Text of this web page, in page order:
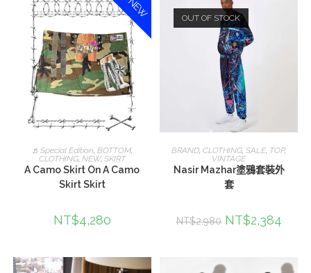
NEW
加入購物車
♬Special Edition, BOTTOM,
CLOTHING, NEW, SKIRT
A Camo Skirt On A Camo
Skirt Skirt
NT$4,280
OUT OF STOCK
查看內容
BRAND,CLOTHING,SALE, TOP,
VINTAGE
Nasir Mazhar塗鴉套裝外
套
NT$2,980 NT$2,384